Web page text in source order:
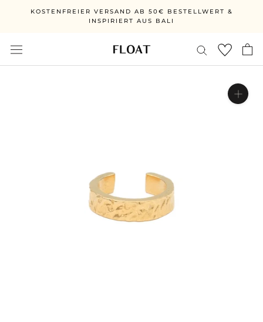
KOSTENFREIER VERSAND AB 50€ BESTELLWERT &
INSPIRIERT AUS BALI